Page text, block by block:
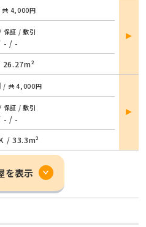
共 4,000円
保証 / 敷引
- / -
26.27m²
部屋
詳細
/ 共4,000円
保証 / 敷引
- / -
/ 33.3m²
部屋
詳細
を表示